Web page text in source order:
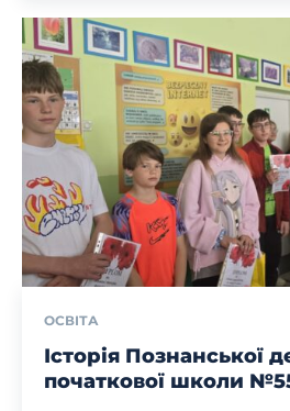
ОСВІТА
Історія Познанської
початкової школи